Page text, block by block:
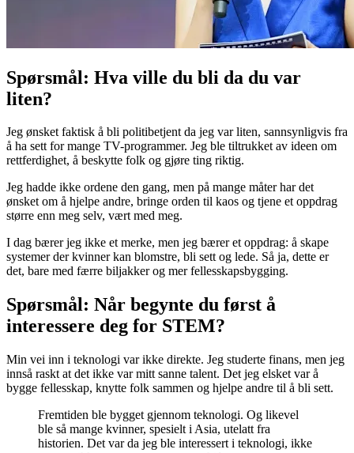
Spørsmål: Hva ville du bli da du var
liten?
Jeg ønsket faktisk å bli politibetjent da jeg var liten, sannsynligvis fra
å ha sett for mange TV-programmer. Jeg ble tiltrukket av ideen om
rettferdighet, å beskytte folk og gjøre ting riktig.
Jeg hadde ikke ordene den gang, men på mange måter har det
ønsket om å hjelpe andre, bringe orden til kaos og tjene et oppdrag
større enn meg selv, vært med meg.
I dag bærer jeg ikke et merke, men jeg bærer et oppdrag: å skape
systemer der kvinner kan blomstre, bli sett og lede. Så ja, dette er
det, bare med færre biljakker og mer fellesskapsbygging.
Spørsmål: Når begynte du først å
interessere deg for STEM?
Min vei inn i teknologi var ikke direkte. Jeg studerte finans, men jeg
innså raskt at det ikke var mitt sanne talent. Det jeg elsket var å
bygge fellesskap, knytte folk sammen og hjelpe andre til å bli sett.
Fremtiden ble bygget gjennom teknologi. Og likevel
ble så mange kvinner, spesielt i Asia, utelatt fra
historien. Det var da jeg ble interessert i teknologi, ikke